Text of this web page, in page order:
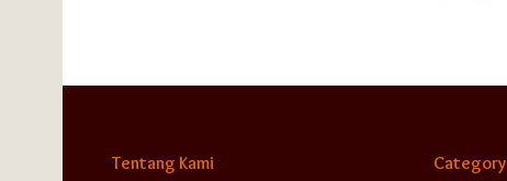
Tentang Kami Category